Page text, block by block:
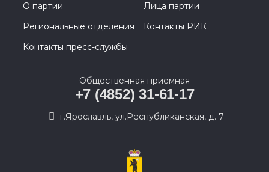
О партии
Лица партии
Региональные отделения
Контакты РИК
Контакты пресс-службы
Общественная приемная
+7 (4852) 31-61-17
г.Ярославль, ул.Республиканская, д. 7